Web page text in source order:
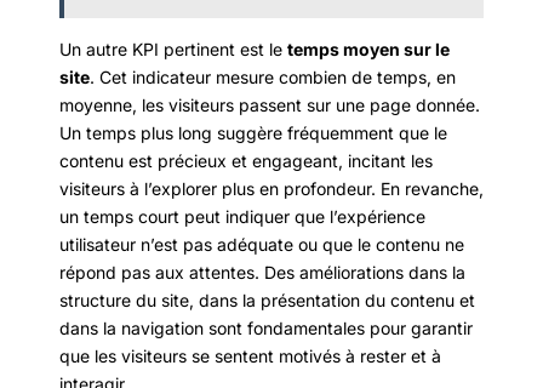
Un autre KPI pertinent est le temps moyen sur le
site. Cet indicateur mesure combien de temps, en
moyenne, les visiteurs passent sur une page donnée.
Un temps plus long suggère fréquemment que le
contenu est précieux et engageant, incitant les
visiteurs à l’explorer plus en profondeur. En revanche,
un temps court peut indiquer que l’expérience
utilisateur n’est pas adéquate ou que le contenu ne
répond pas aux attentes. Des améliorations dans la
structure du site, dans la présentation du contenu et
dans la navigation sont fondamentales pour garantir
que les visiteurs se sentent motivés à rester et à
interagir.